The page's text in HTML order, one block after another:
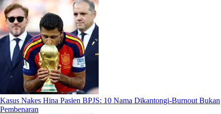
Kasus Nakes Hina Pasien BPJS: 10 Nama Dikantongi-Burnout Bukan
Pembenaran